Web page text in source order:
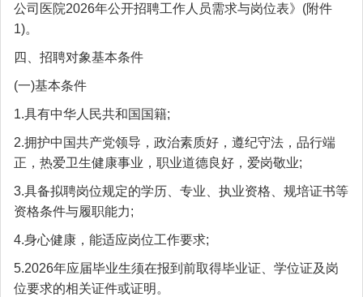
公司医院2026年公开招聘工作人员需求与岗位表》(附件
1)。
四、招聘对象基本条件
(一)基本条件
1.具有中华人民共和国国籍;
2.拥护中国共产党领导，政治素质好，遵纪守法，品行端
正，热爱卫生健康事业，职业道德良好，爱岗敬业;
3.具备拟聘岗位规定的学历、专业、执业资格、规培证书等
资格条件与履职能力;
4.身心健康，能适应岗位工作要求;
5.2026年应届毕业生须在报到前取得毕业证、学位证及岗
位要求的相关证件或证明。